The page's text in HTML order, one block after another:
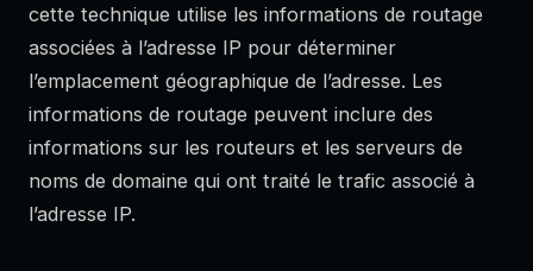
cette technique utilise les informations de routage
associées à l’adresse IP pour déterminer
l’emplacement géographique de l’adresse. Les
informations de routage peuvent inclure des
informations sur les routeurs et les serveurs de
noms de domaine qui ont traité le trafic associé à
l’adresse IP.